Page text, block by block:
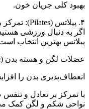
بهبود کلی جریان خون.
۴. پیلاتس (Pilates): تمرکز بر هسته بدن
اگر به دنبال ورزشی
پیلاتس بهترین انتخاب
عضلات لگن و هسته بدن (Core) را تقویت می‌کند.
انعطاف‌پذیری بدن را
با تمرکز بر تعادل و
نواحی شکم و لگن کمک